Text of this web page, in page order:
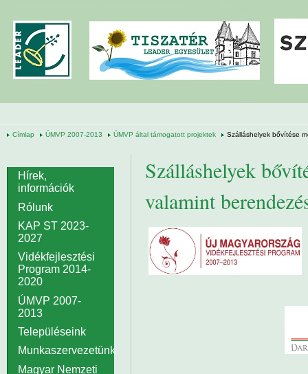
Címlap ÚMVP 2007-2013 ÚMVP által támogatott projektek Szálláshelyek bővítése
Szálláshelyek
valamint
Hírek,
információk
Rólunk
KAP ST 2023-
2027
Vidékfejlesztési
Program 2014-
2020
ÚMVP 2007-
2013
Településeink
Munkaszervezetünk
Magyar Nemzeti